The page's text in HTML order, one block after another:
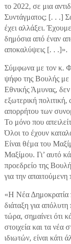
το 2022, σε μια
Συντάγματος; [. . .]
έχει αλλάξει.
δημόσια από έναν
αποκαλύψεις [. . .]».
Σύμφωνα με τον κ.
ψήφο της Βουλής με
Εθνικής Άμυνας,
εξωτερική
απορρήτου των
Το μόνο που
Όλοι το έχουν
Είναι θέμα του
Μαξίμου. Γι’ αυτό
προεδρείο της
για την
«Η Νέα Δημοκρατία
διάταξη για
τώρα, σημαίνει ότι
στοιχεία και τα νέα
ιδιωτών, είναι κάτι